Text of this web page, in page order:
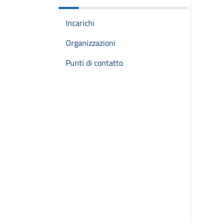
Incarichi
Organizzazioni
Punti di contatto